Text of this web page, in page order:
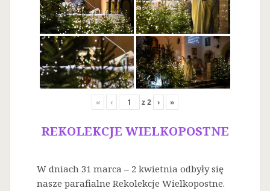
« ‹ z2 › »
REKOLEKCJE WIELKOPOSTNE
W dniach 31 marca – 2 kwietnia odbyły się
nasze parafialne Rekolekcje Wielkopostne.